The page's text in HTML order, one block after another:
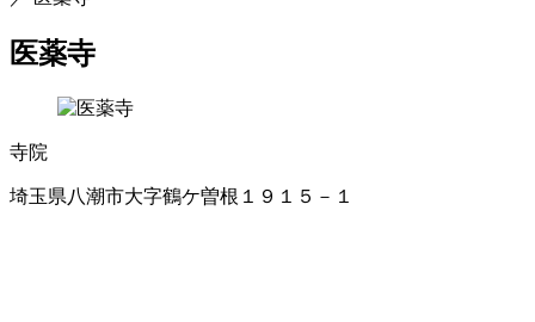
医薬寺
寺院
埼玉県八潮市大字鶴ケ曽根１９１５－１